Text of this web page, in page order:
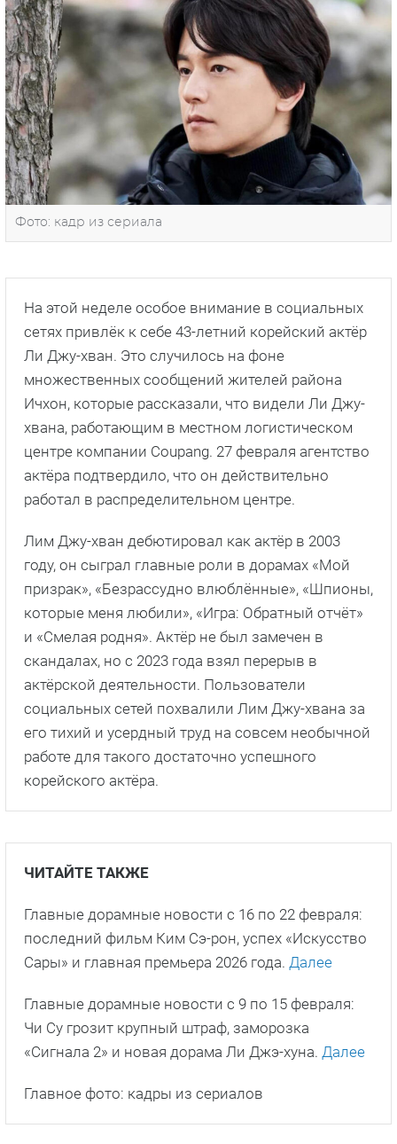
Фото: кадр из сериала
На этой неделе особое внимание в социальных
сетях привлёк к себе 43-летний корейский актёр
Ли Джу-хван. Это случилось на фоне
множественных сообщений жителей района
Ичхон, которые рассказали, что видели Ли Джу-
хвана, работающим в местном логистическом
центре компании Coupang. 27 февраля агентство
актёра подтвердило, что он действительно
работал в распределительном центре.
Лим Джу-хван дебютировал как актёр в 2003
году, он сыграл главные роли в дорамах «Мой
призрак», «Безрассудно влюблённые», «Шпионы,
которые меня любили», «Игра: Обратный отчёт»
и «Смелая родня». Актёр не был замечен в
скандалах, но с 2023 года взял перерыв в
актёрской деятельности. Пользователи
социальных сетей похвалили Лим Джу-хвана за
его тихий и усердный труд на совсем необычной
работе для такого достаточно успешного
корейского актёра.
ЧИТАЙТЕ ТАКЖЕ
Главные дорамные новости с 16 по 22 февраля:
последний фильм Ким Сэ-рон, успех «Искусство
Сары» и главная премьера 2026 года. Далее
Главные дорамные новости с 9 по 15 февраля:
Чи Су грозит крупный штраф, заморозка
«Сигнала 2» и новая дорама Ли Джэ-хуна. Далее
Главное фото: кадры из сериалов